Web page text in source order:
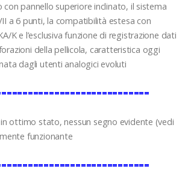
pannello superiore inclinato, il sistema
a 6 punti, la compatibilità estesa con
K e l’esclusiva funzione di registrazione dati
della pellicola, caratteristica oggi
dagli utenti analogici evoluti
ottimo stato, nessun segno evidente (vedi
funzionante